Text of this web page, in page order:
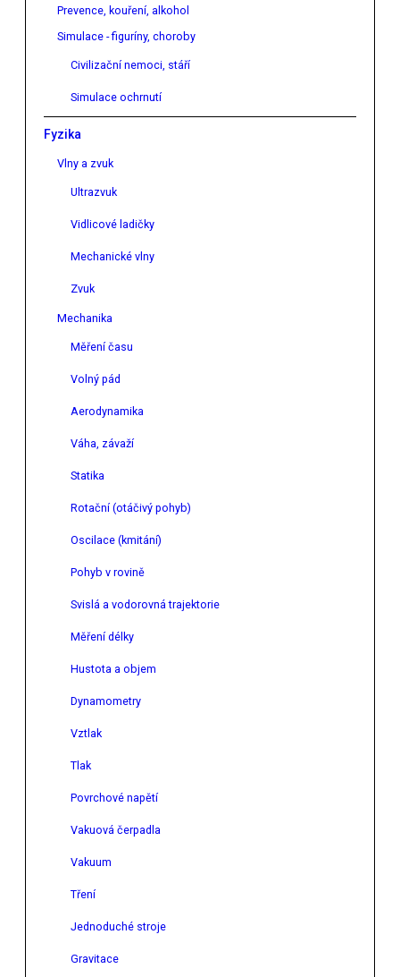
Prevence, kouření, alkohol
Simulace - figuríny, choroby
Civilizační nemoci, stáří
Simulace ochrnutí
Fyzika
Vlny a zvuk
Ultrazvuk
Vidlicové ladičky
Mechanické vlny
Zvuk
Mechanika
Měření času
Volný pád
Aerodynamika
Váha, závaží
Statika
Rotační (otáčivý pohyb)
Oscilace (kmitání)
Pohyb v rovině
Svislá a vodorovná trajektorie
Měření délky
Hustota a objem
Dynamometry
Vztlak
Tlak
Povrchové napětí
Vakuová čerpadla
Vakuum
Tření
Jednoduché stroje
Gravitace